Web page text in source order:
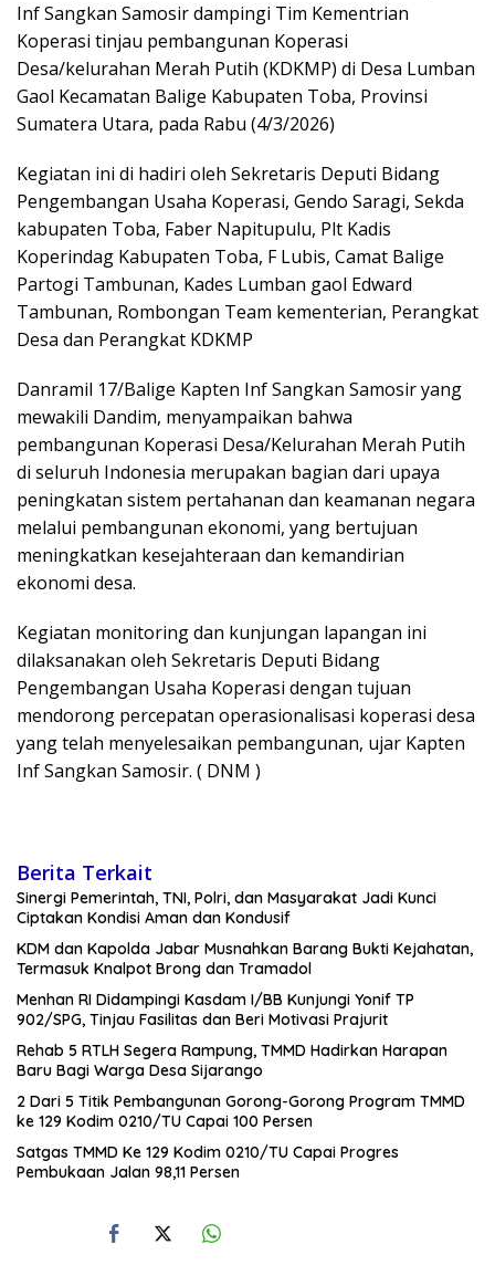
Inf Sangkan Samosir dampingi Tim Kementrian
Koperasi tinjau pembangunan Koperasi
Desa/kelurahan Merah Putih (KDKMP) di Desa Lumban
Gaol Kecamatan Balige Kabupaten Toba, Provinsi
Sumatera Utara, pada Rabu (4/3/2026)
Kegiatan ini di hadiri oleh Sekretaris Deputi Bidang
Pengembangan Usaha Koperasi, Gendo Saragi, Sekda
kabupaten Toba, Faber Napitupulu, Plt Kadis
Koperindag Kabupaten Toba, F Lubis, Camat Balige
Partogi Tambunan, Kades Lumban gaol Edward
Tambunan, Rombongan Team kementerian, Perangkat
Desa dan Perangkat KDKMP
Danramil 17/Balige Kapten Inf Sangkan Samosir yang
mewakili Dandim, menyampaikan bahwa
pembangunan Koperasi Desa/Kelurahan Merah Putih
di seluruh Indonesia merupakan bagian dari upaya
peningkatan sistem pertahanan dan keamanan negara
melalui pembangunan ekonomi, yang bertujuan
meningkatkan kesejahteraan dan kemandirian
ekonomi desa.
Kegiatan monitoring dan kunjungan lapangan ini
dilaksanakan oleh Sekretaris Deputi Bidang
Pengembangan Usaha Koperasi dengan tujuan
mendorong percepatan operasionalisasi koperasi desa
yang telah menyelesaikan pembangunan, ujar Kapten
Inf Sangkan Samosir. ( DNM )
Berita Terkait
Sinergi Pemerintah, TNI, Polri, dan Masyarakat Jadi Kunci
Ciptakan Kondisi Aman dan Kondusif
KDM dan Kapolda Jabar Musnahkan Barang Bukti Kejahatan,
Termasuk Knalpot Brong dan Tramadol
Menhan RI Didampingi Kasdam I/BB Kunjungi Yonif TP
902/SPG, Tinjau Fasilitas dan Beri Motivasi Prajurit
Rehab 5 RTLH Segera Rampung, TMMD Hadirkan Harapan
Baru Bagi Warga Desa Sijarango
2 Dari 5 Titik Pembangunan Gorong-Gorong Program TMMD
ke 129 Kodim 0210/TU Capai 100 Persen
Satgas TMMD Ke 129 Kodim 0210/TU Capai Progres
Pembukaan Jalan 98,11 Persen